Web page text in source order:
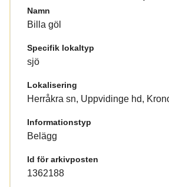
Namn
Billa göl
Specifik lokaltyp
sjö
Lokalisering
Herråkra sn, Uppvidinge hd,
Informationstyp
Belägg
Id för arkivposten
1362188